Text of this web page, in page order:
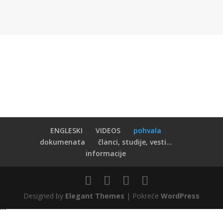
ENGLESKI VIDEOS
pohvala
dokumenata
članci, studije, vesti...
informacije
Designed by Elegant Themes | Pokreće WordPress